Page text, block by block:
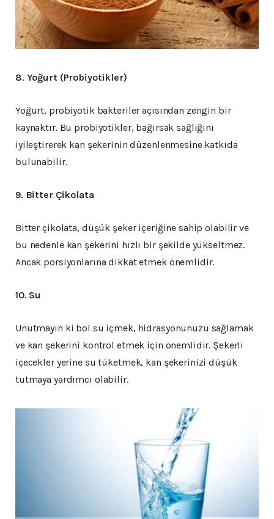
8. Yoğurt (Probiyotikler)
Yoğurt, probiyotik bakteriler açısından zengin bir
kaynaktır. Bu probiyotikler, bağırsak sağlığını
iyileştirerek kan şekerinin düzenlenmesine katkıda
bulunabilir.
9. Bitter Çikolata
Bitter çikolata, düşük şeker içeriğine sahip olabilir ve
bu nedenle kan şekerini hızlı bir şekilde yükseltmez.
Ancak porsiyonlarına dikkat etmek önemlidir.
10. Su
Unutmayın ki bol su içmek, hidrasyonunuzu sağlamak
ve kan şekerini kontrol etmek için önemlidir. Şekerli
içecekler yerine su tüketmek, kan şekerinizi düşük
tutmaya yardımcı olabilir.